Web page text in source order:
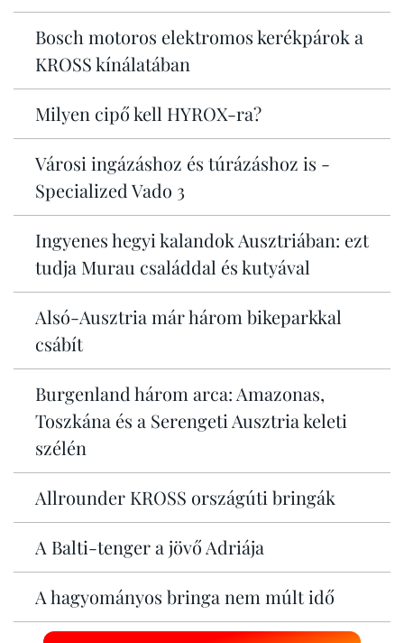
Bosch motoros elektromos kerékpárok a
KROSS kínálatában
Milyen cipő kell HYROX-ra?
Városi ingázáshoz és túrázáshoz is -
Specialized Vado 3
Ingyenes hegyi kalandok Ausztriában: ezt
tudja Murau családdal és kutyával
Alsó-Ausztria már három bikeparkkal
csábít
Burgenland három arca: Amazonas,
Toszkána és a Serengeti Ausztria keleti
szélén
Allrounder KROSS országúti bringák
A Balti-tenger a jövő Adriája
A hagyományos bringa nem múlt idő